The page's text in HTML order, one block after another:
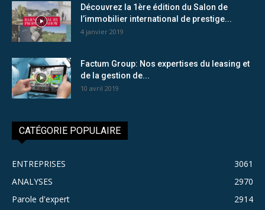
Découvrez la 1ère édition du Salon de
l’immobilier international de prestige...
4 janvier 2019
Factum Group: Nos expertises du leasing et
de la gestion de...
10 avril 2019
CATÉGORIE POPULAIRE
ENTREPRISES
3061
ANALYSES
2970
Parole d'expert
2914